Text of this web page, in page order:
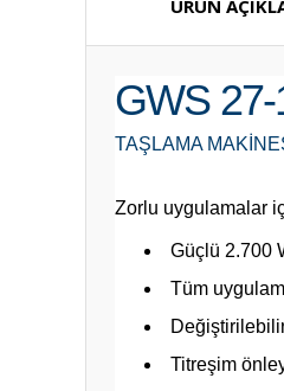
ÜRÜN
GWS
TAŞLAMA
Zorlu uygulamalar
Güçlü 2.700
Tüm
Titreşim